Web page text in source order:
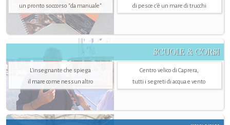
un pronto soccorso "da manuale"
di pesce c'è un mare di trucchi
SCUOLE & CORSI
L'insegnante che spiega
il mare come nessun altro
Centro velico di Caprera,
tutti i segreti di acqua e vento